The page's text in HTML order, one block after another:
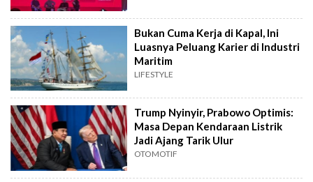
Bukan Cuma Kerja di Kapal, Ini
Luasnya Peluang Karier di Industri
Maritim
LIFESTYLE
Trump Nyinyir, Prabowo Optimis:
Masa Depan Kendaraan Listrik
Jadi Ajang Tarik Ulur
OTOMOTIF